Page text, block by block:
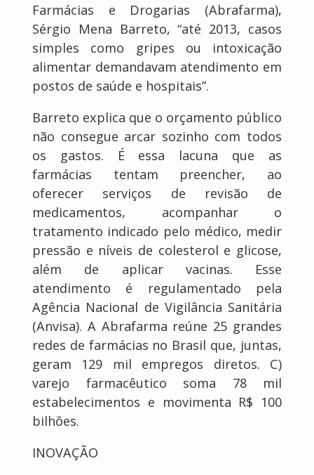
Farmácias e Drogarias (Abrafarma),
Sérgio Mena Barreto, “até 2013, casos
simples como gripes ou intoxicação
alimentar demandavam atendimento em
postos de saúde e hospitais”.
Barreto explica que o orçamento público
não consegue arcar sozinho com todos
os gastos. É essa lacuna que as
farmácias tentam preencher, ao
oferecer serviços de revisão de
medicamentos, acompanhar o
tratamento indicado pelo médico, medir
pressão e níveis de colesterol e glicose,
além de aplicar vacinas. Esse
atendimento é regulamentado pela
Agência Nacional de Vigilância Sanitária
(Anvisa). A Abrafarma reúne 25 grandes
redes de farmácias no Brasil que, juntas,
geram 129 mil empregos diretos. C)
varejo farmacêutico soma 78 mil
estabelecimentos e movimenta R$ 100
bilhões.
INOVAÇÃO